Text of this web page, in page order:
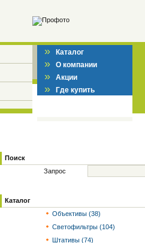
» Каталог
» О компании
» Акции
» Где купить
Поиск
Запрос
Каталог
Объективы (38)
Светофильтры (104)
Штативы (74)